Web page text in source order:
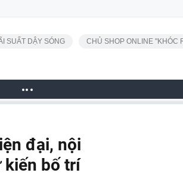
SUẤT DẬY SÓNG CHỦ SHOP ONLINE "KHÓC
đại, nội
kiến bố trí